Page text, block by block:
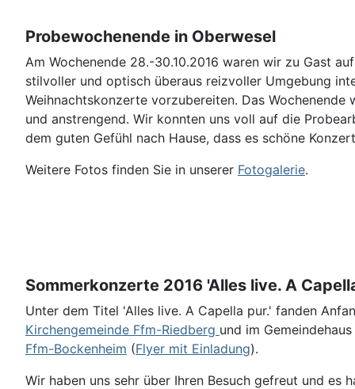
Probewochenende in Oberwesel
Am Wochenende 28.-30.10.2016 waren wir zu Gast
stilvoller und optisch überaus reizvoller Umgebung
Weihnachtskonzerte vorzubereiten. Das Wochenende
und anstrengend. Wir konnten uns voll auf die
dem guten Gefühl nach Hause, dass es schöne
Weitere Fotos finden Sie in unserer Fotogalerie.
Sommerkonzerte 2016 'Alles live. A
Unter dem Titel 'Alles live. A Capella pur.' fanden
Kirchengemeinde Ffm-Riedberg und im
Ffm-Bockenheim (Flyer mit Einladung).
Wir haben uns sehr über Ihren Besuch gefreut und es